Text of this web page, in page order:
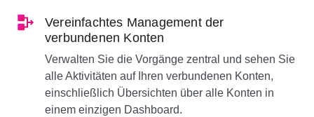
Vereinfachtes Management der
verbundenen Konten
Verwalten Sie die Vorgänge zentral und sehen Sie
alle Aktivitäten auf Ihren verbundenen Konten,
einschließlich Übersichten über alle Konten in
einem einzigen Dashboard.